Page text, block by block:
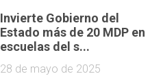
Invierte Gobierno del
Estado más de 20 MDP en
escuelas del s...
28 de mayo de 2025